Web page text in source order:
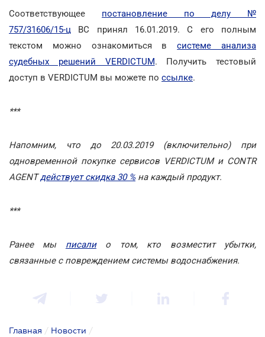
Соответствующее постановление по делу №
757/31606/15-ц ВС принял 16.01.2019. С его полным
текстом можно ознакомиться всистеме анализа
судебных решений VERDICTUM. Получить тестовый
доступ в VERDICTUM вы можете по ссылке.
***
Напомним, что до 20.03.2019 (включительно) при
одновременной покупке сервисов VERDICTUM и CONTR
AGENTдействует скидка 30 % на каждый продукт.
***
Ранее мы писалио том, кто возместит убытки,
связанные с повреждением системы водоснабжения.
Главная / Новости /